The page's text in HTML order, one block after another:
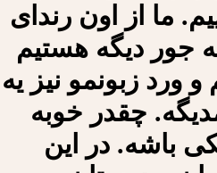
ما از اون رندای
جور دیگه هستیم
ورد زبونمو نیز یه
چقدر خوبه
باشه. در این